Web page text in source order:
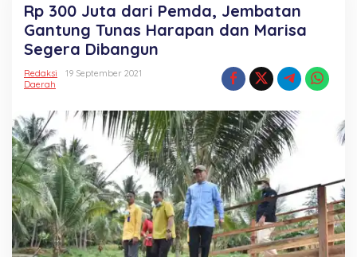
Juta
dari
Pemda,
Jembatan
Gantung
dan
Marisa
Segera
Dibangun
Rp 300 Juta dari Pemda, Jembatan
Gantung Tunas Harapan dan Marisa
Segera Dibangun
Redaksi
19 September 2021
Daerah